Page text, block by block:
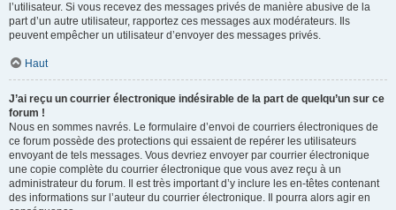
l’utilisateur. Si vous recevez des messages privés de manière abusive de la
part d’un autre utilisateur, rapportez ces messages aux modérateurs. Ils
peuvent empêcher un utilisateur d’envoyer des messages privés.
Haut
J’ai reçu un courrier électronique indésirable de la part de quelqu’un sur ce
forum !
Nous en sommes navrés. Le formulaire d’envoi de courriers électroniques de
ce forum possède des protections qui essaient de repérer les utilisateurs
envoyant de tels messages. Vous devriez envoyer par courrier électronique
une copie complète du courrier électronique que vous avez reçu à un
administrateur du forum. Il est très important d’y inclure les en-têtes contenant
des informations sur l’auteur du courrier électronique. Il pourra alors agir en